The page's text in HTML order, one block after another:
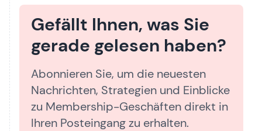
Gefällt Ihnen, was Sie
gerade gelesen haben?
Abonnieren Sie, um die neuesten
Nachrichten, Strategien und Einblicke
zu Membership-Geschäften direkt in
Ihren Posteingang zu erhalten.